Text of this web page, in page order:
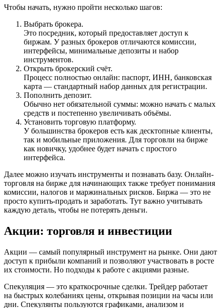
Чтобы начать, нужно пройти несколько шагов:
Выбрать брокера.
Это посредник, который предоставляет доступ к
биржам. У разных брокеров отличаются комиссии,
интерфейсы, минимальные депозиты и набор
инструментов.
Открыть брокерский счёт.
Процесс полностью онлайн: паспорт, ИНН, банковская
карта — стандартный набор данных для регистрации.
Пополнить депозит.
Обычно нет обязательной суммы: можно начать с малых
средств и постепенно увеличивать объёмы.
Установить торговую платформу.
У большинства брокеров есть как десктопные клиенты,
так и мобильные приложения. Для торговли на бирже
как новичку, удобнее будет начать с простого
интерфейса.
Далее можно изучать инструменты и познавать базу. Онлайн-
торговля на бирже для начинающих также требует понимания
комиссии, налогов и маржинальных рисков. Биржа — это не
просто купить-продать и заработать. Тут важно учитывать
каждую деталь, чтобы не потерять деньги.
Акции: торговля и инвестиции
Акции — самый популярный инструмент на рынке. Они дают
доступ к прибыли компаний и позволяют участвовать в росте
их стоимости. Но подходы к работе с акциями разные.
Спекуляция — это краткосрочные сделки. Трейдер работает
на быстрых колебаниях цены, открывая позиции на часы или
дни. Спекулянты пользуются графиками, анализом и